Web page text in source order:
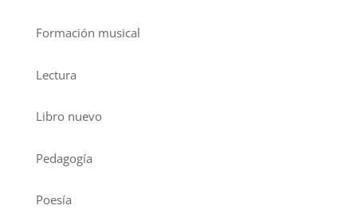
Formación musical
Lectura
Libro nuevo
Pedagogía
Poesía